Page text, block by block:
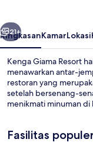
Berikutnya
21+
RingkasanKamarLokasi
Kenga Giama Resort
menawarkan antar-
restoran yang
setelah bersenang-
menikmati minuman
Fasilitas